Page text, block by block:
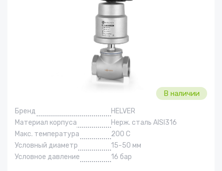
В наличии
Бренд
HELVER
Материал корпуса
Нерж. сталь AISI316
Макс. температура
200 С
Условный диаметр
15-50 мм
Условное давление
16 бар